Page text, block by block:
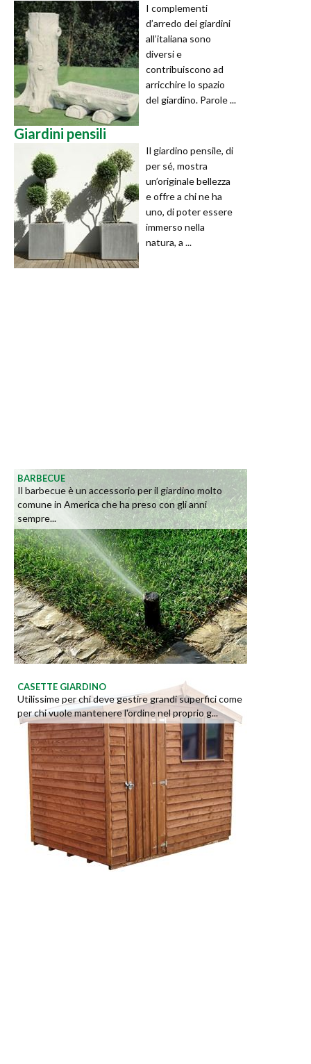
I complementi
d’arredo dei giardini
all’italiana sono
diversi e
contribuiscono ad
arricchire lo spazio
del giardino. Parole ...
Giardini pensili
Il giardino pensile, di
per sé, mostra
un’originale bellezza
e offre a chi ne ha
uno, di poter essere
immerso nella
natura, a ...
BARBECUE
Il barbecue è un accessorio per il giardino molto
comune in America che ha preso con gli anni
sempre...
CASETTE GIARDINO
Utilissime per chi deve gestire grandi superfici come
per chi vuole mantenere l'ordine nel proprio g...